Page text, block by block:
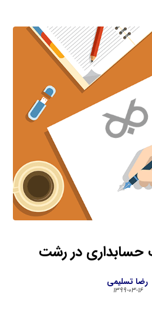
حسابداری در رشت
رضا تسلیمی
۱۳۹۹-۰۳-۱۶